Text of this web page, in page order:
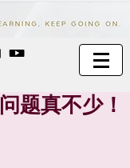
题真不少！